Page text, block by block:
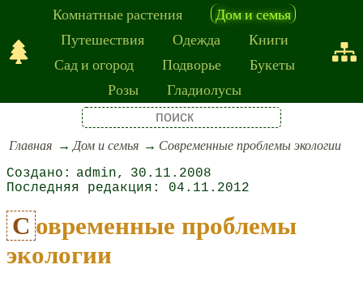
Комнатные растения
Дом и семья
Путешествия
Одежда
Книги
Сад и огород
Подворье
Букеты
Розы
Гладиолусы
Главная Дом и семья Современные проблемы экологии
admin
30.11.2008
04.11.2012
Современные проблемы
экологии